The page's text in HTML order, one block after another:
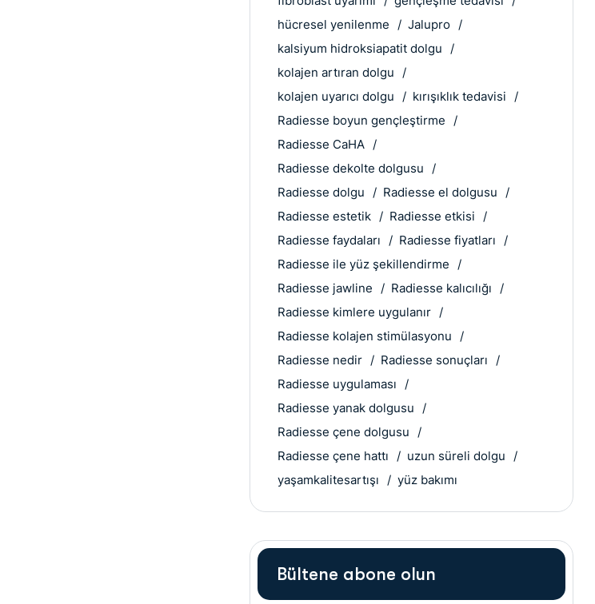
hücresel yenilenme
Jalupro
kalsiyum hidroksiapatit dolgu
kolajen artıran dolgu
kolajen uyarıcı dolgu
kırışıklık tedavisi
Radiesse boyun gençleştirme
Radiesse CaHA
Radiesse dekolte dolgusu
Radiesse dolgu
Radiesse el dolgusu
Radiesse estetik
Radiesse etkisi
Radiesse faydaları
Radiesse fiyatları
Radiesse ile yüz şekillendirme
Radiesse jawline
Radiesse kalıcılığı
Radiesse kimlere uygulanır
Radiesse kolajen stimülasyonu
Radiesse nedir
Radiesse sonuçları
Radiesse uygulaması
Radiesse yanak dolgusu
Radiesse çene dolgusu
Radiesse çene hattı
uzun süreli dolgu
yaşamkalitesartışı
yüz bakımı
Bültene abone olun